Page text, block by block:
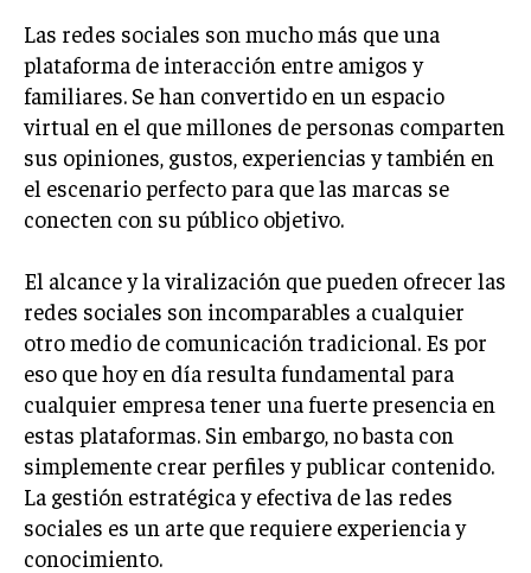
FINANZAS
FINANZAS Y CONTABILIDAD
GESTIÓN DE RECURSOS FINANCIEROS
INVERSIONES Y MERCADOS FINANCIEROS
CONTABILIDAD EMPRESARIAL
INTERNACIONAL
NEGOCIOS INTERNACIONALES
COMERCIO INTERNACIONAL
EXPANSIÓN GLOBAL
IMPORTACIÓN Y EXPORTACIÓN
ALIANZAS ESTRATÉGICAS
Las redes sociales son mucho más que una
plataforma de interacción entre amigos y
familiares. Se han convertido en un espacio
virtual en el que millones de personas comparten
sus opiniones, gustos, experiencias y también en
el escenario perfecto para que las marcas se
conecten con su público objetivo.
El alcance y la viralización que pueden ofrecer las
redes sociales son incomparables a cualquier
otro medio de comunicación tradicional. Es por
eso que hoy en día resulta fundamental para
cualquier empresa tener una fuerte presencia en
estas plataformas. Sin embargo, no basta con
simplemente crear perfiles y publicar contenido.
La gestión estratégica y efectiva de las redes
sociales es un arte que requiere experiencia y
conocimiento.